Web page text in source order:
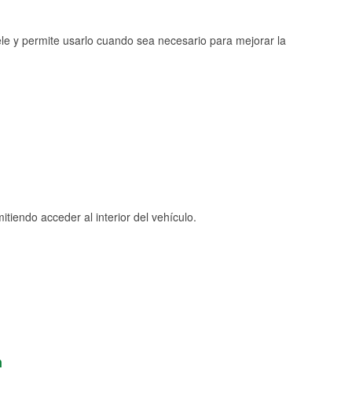
y permite usarlo cuando sea necesario para mejorar la
acceder al interior del vehículo.